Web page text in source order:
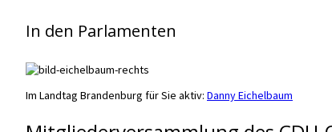
In den Parlamenten
Im Landtag Brandenburg für Sie aktiv: Danny Eichelbaum